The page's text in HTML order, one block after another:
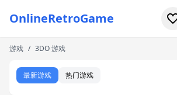
OnlineRetroGame
首页
射击
游戏 / 3DO 游戏
最新游戏 热门游戏